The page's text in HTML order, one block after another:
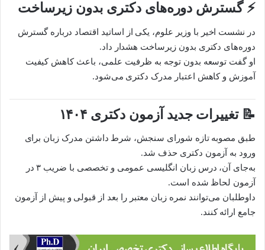
⚡ گسترش دوره‌های دکتری بدون زیرساخت
در نشست اخیر با وزیر علوم، یکی از اساتید اقتصاد درباره گسترش
دوره‌های دکتری بدون زیرساخت هشدار داد.
او گفت توسعه بدون توجه به ظرفیت علمی، باعث کاهش کیفیت
آموزش و کاهش اعتبار مدرک دکتری می‌شود.
📝 تغییرات جدید آزمون دکتری ۱۴۰۴
طبق مصوبه تازه شورای سنجش، شرط داشتن مدرک زبان برای
ورود به آزمون دکتری حذف شد.
به‌جای آن، درس زبان انگلیسی عمومی و تخصصی با ضریب ۳ در
آزمون لحاظ شده است.
داوطلبان می‌توانند نمره زبان معتبر را بعد از قبولی و پیش از آزمون
جامع ارائه کنند.